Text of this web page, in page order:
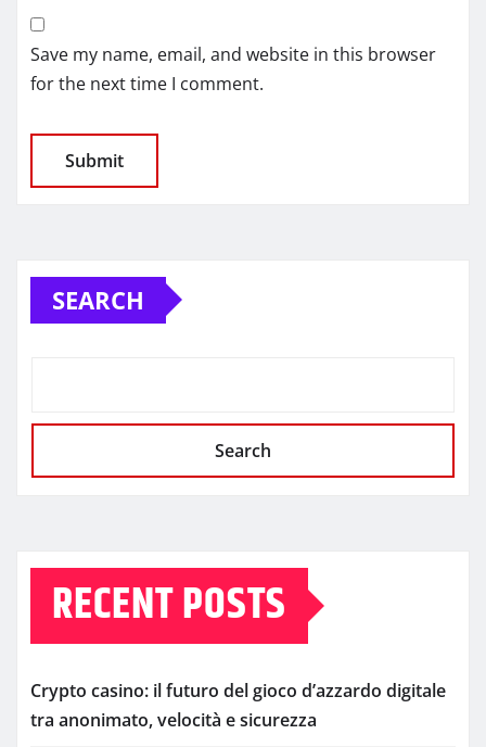
Save my name, email, and website in this browser
for the next time I comment.
SEARCH
Search
RECENT POSTS
Crypto casino: il futuro del gioco d’azzardo digitale
tra anonimato, velocità e sicurezza